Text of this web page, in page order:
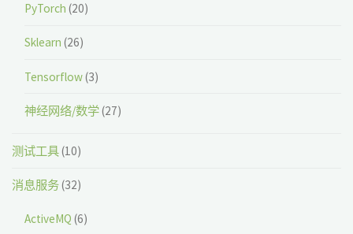
PyTorch (20)
Sklearn (26)
Tensorflow(3)
神经网络/数学(27)
测试工具(10)
消息服务(32)
ActiveMQ (6)